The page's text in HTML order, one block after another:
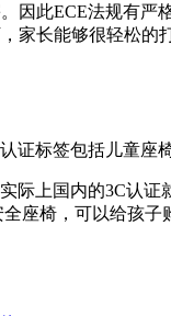
因此ECE法规有
长能够很轻松
证标签包括儿童座
上国内的3C认
座椅，可以给孩